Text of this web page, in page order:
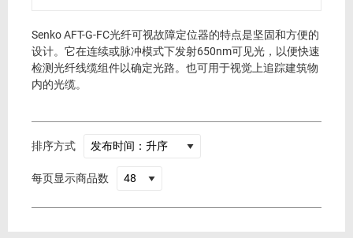
Senko AFT-G-FC光纤可视故障定位器的特点是坚固和方便的
设计。它在连续或脉冲模式下发射650nm可见光，以便快速
检测光纤线缆组件以确定光路。也可用于视觉上追踪建筑物
内的光缆。
排序方式
每页显示商品数